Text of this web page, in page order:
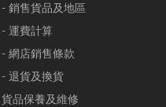
- 銷售貨品及地區
- 運費計算
- 網店銷售條款
- 退貨及換貨
貨品保養及維修